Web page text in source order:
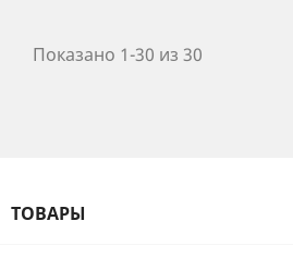
Показано 1-30 из 30
ТОВАРЫ